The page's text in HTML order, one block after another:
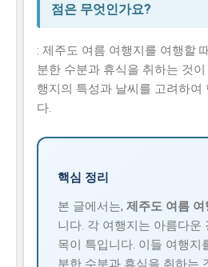
점은 무엇인가요?
: 제주도 여름 여행지를 여행할
분한 수분과 휴식을 취하는 것
행지의 특성과 날씨를 고려하여
다.
핵심 정리
본 글에서는, 제주도 여름 여
니다. 각 여행지는 아름다운
목이 특입니다. 이들 여행지
분한 수분과 휴식을 취하는